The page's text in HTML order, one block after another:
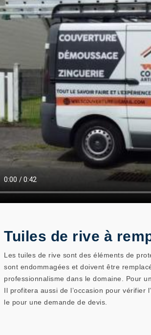
Tuiles de rive à
Les tuiles de rive sont des éléments de
sont endommagées et doivent être
professionnalisme dans le domaine. Pour
Il profitera aussi de l’occasion pour
le pour une demande de devis.